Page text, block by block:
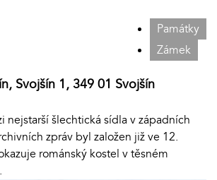
Památky
Zámek
Svojšín 1, 349 01 Svojšín
nejstarší šlechtická sídla v západních
zpráv byl založen již ve 12.
románský kostel v těsném